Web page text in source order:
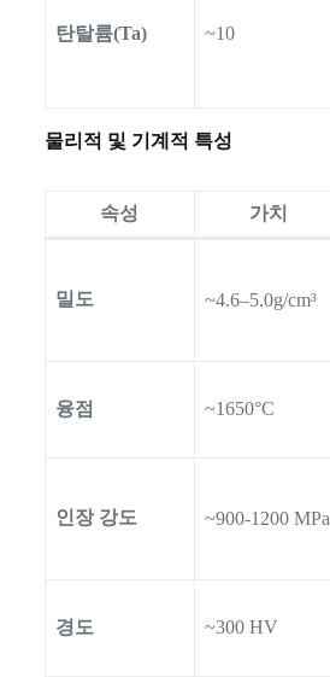
탄탈륨(Ta) ~10
물리적 및 기계적 특성
속성 가치
밀도 ~4.6–5.0g/cm³
융점 ~1650°C
인장 강도 ~900-1200 MPa
경도 ~300 HV